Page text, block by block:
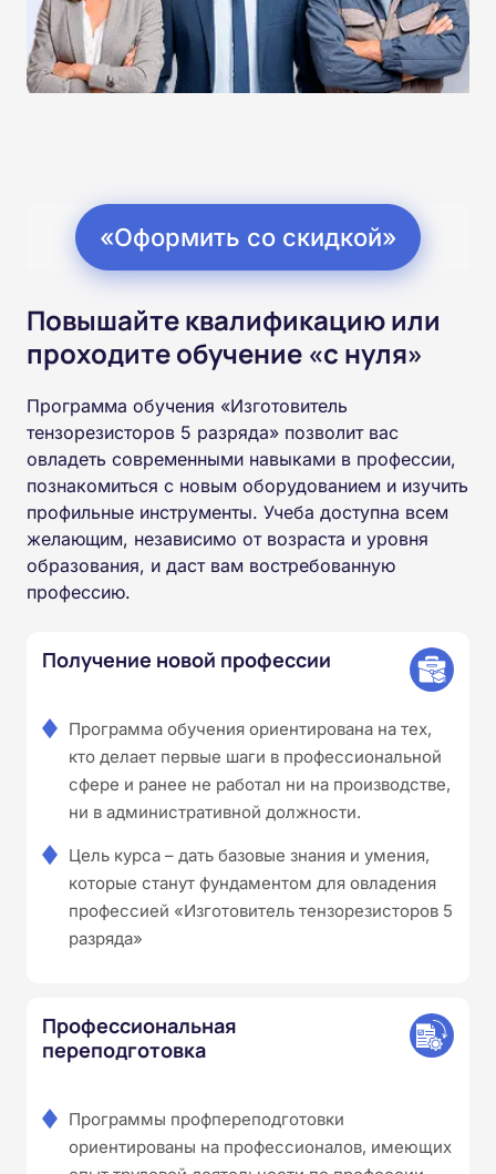
«Оформить со скидкой»
Повышайте квалификацию или
проходите обучение «с нуля»
Программа обучения «Изготовитель
тензорезисторов 5 разряда» позволит вас
овладеть современными навыками в профессии,
познакомиться с новым оборудованием и изучить
профильные инструменты. Учеба доступна всем
желающим, независимо от возраста и уровня
образования, и даст вам востребованную
профессию.
Получение новой профессии
Программа обучения ориентирована на тех,
кто делает первые шаги в профессиональной
сфере и ранее не работал ни на производстве,
ни в административной должности.
Цель курса – дать базовые знания и умения,
которые станут фундаментом для овладения
профессией «Изготовитель тензорезисторов 5
разряда»
Профессиональная
переподготовка
Программы профпереподготовки
ориентированы на профессионалов, имеющих